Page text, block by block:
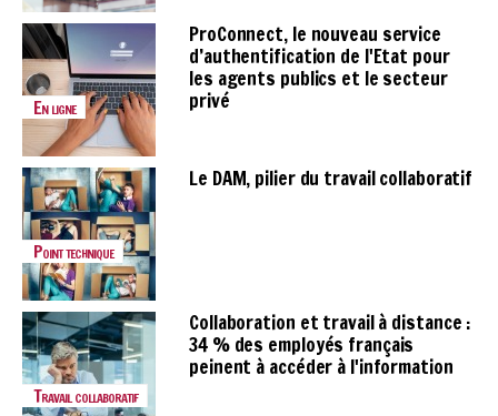
En ligne
ProConnect, le nouveau service
d’authentification de l'Etat pour
les agents publics et le secteur
privé
Point technique
Le DAM, pilier du travail collaboratif
Travail collaboratif
Collaboration et travail à distance :
34 % des employés français
peinent à accéder à l'information